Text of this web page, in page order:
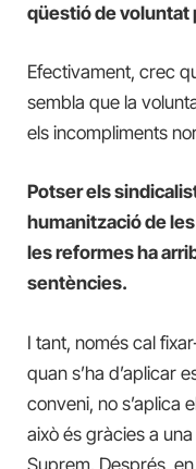
qüestió de voluntat
Efectivament, crec
sembla que la
els incompliments
Potser els
humanització de
les reformes ha
sentències.
I tant, només cal
quan s’ha d’aplicar
conveni, no s’aplica
això és gràcies a
Suprem. Després,